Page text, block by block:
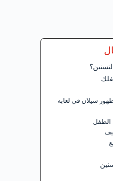
سيلان في لعابه
الطفل